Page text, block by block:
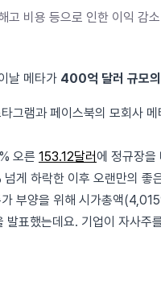
고 비용 등으로 인한 이익 감
날 메타가 400억 달러 규모
그램과 페이스북의 모회사
오른 153.12달러에 정규장을
게 하락한 이후 오랜만의 좋
가 부양을 위해 시가총액
표했는데요. 기업이 자사주